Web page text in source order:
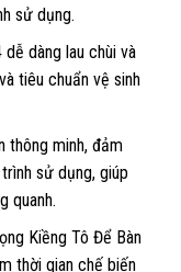
sử dụng.
dàng lau chùi và
tiêu chuẩn vệ sinh
thông minh, đảm
sử dụng, giúp
quanh.
Kiềng Tô Để Bàn
thời gian chế biến